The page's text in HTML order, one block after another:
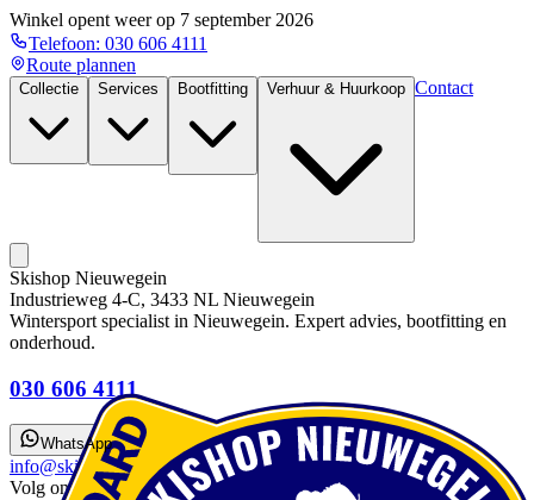
Winkel opent weer op 7 september 2026
Telefoon: 030 606 4111
Route plannen
Collectie Services Bootfitting Verhuur & Huurkoop Contact
Skishop Nieuwegein
Industrieweg 4-C, 3433 NL Nieuwegein
Wintersport specialist in Nieuwegein. Expert advies, bootfitting en
onderhoud.
030 606 4111
WhatsApp
info@skishopnieuwegein.nl
Volg ons